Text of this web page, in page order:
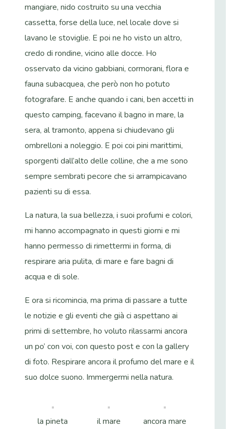
mangiare, nido costruito su una vecchia
cassetta, forse della luce, nel locale dove si
lavano le stoviglie. E poi ne ho visto un altro,
credo di rondine, vicino alle docce. Ho
osservato da vicino gabbiani, cormorani, flora e
fauna subacquea, che però non ho potuto
fotografare. E anche quando i cani, ben accetti in
questo camping, facevano il bagno in mare, la
sera, al tramonto, appena si chiudevano gli
ombrelloni a noleggio. E poi coi pini marittimi,
sporgenti dall’alto delle colline, che a me sono
sempre sembrati pecore che si arrampicavano
pazienti su di essa.
La natura, la sua bellezza, i suoi profumi e colori,
mi hanno accompagnato in questi giorni e mi
hanno permesso di rimettermi in forma, di
respirare aria pulita, di mare e fare bagni di
acqua e di sole.
E ora si ricomincia, ma prima di passare a tutte
le notizie e gli eventi che già ci aspettano ai
primi di settembre, ho voluto rilassarmi ancora
un po’ con voi, con questo post e con la gallery
di foto. Respirare ancora il profumo del mare e il
suo dolce suono. Immergermi nella natura.
la pineta il mare ancora mare